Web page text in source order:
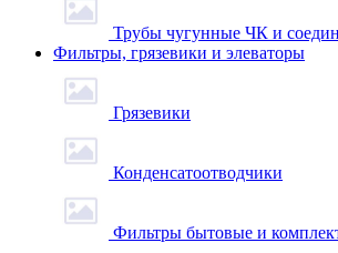
Трубы чугунные ЧК и
Фильтры, грязевики и элеваторы
Грязевики
Конденсатоотводчики
Фильтры бытовые и